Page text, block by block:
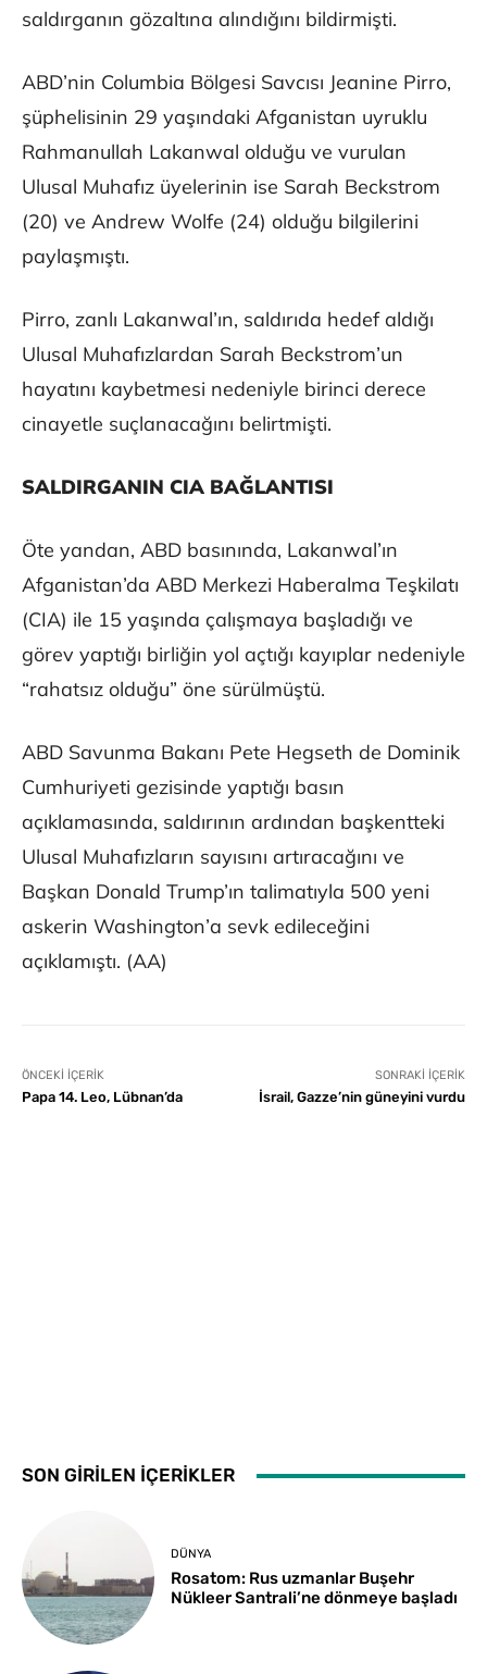
saldırganın gözaltına alındığını bildirmişti.
ABD’nin Columbia Bölgesi Savcısı Jeanine Pirro,
şüphelisinin 29 yaşındaki Afganistan uyruklu
Rahmanullah Lakanwal olduğu ve vurulan
Ulusal Muhafız üyelerinin ise Sarah Beckstrom
(20) ve Andrew Wolfe (24) olduğu bilgilerini
paylaşmıştı.
Pirro, zanlı Lakanwal’ın, saldırıda hedef aldığı
Ulusal Muhafızlardan Sarah Beckstrom’un
hayatını kaybetmesi nedeniyle birinci derece
cinayetle suçlanacağını belirtmişti.
SALDIRGANIN CIA BAĞLANTISI
Öte yandan, ABD basınında, Lakanwal’ın
Afganistan’da ABD Merkezi Haberalma Teşkilatı
(CIA) ile 15 yaşında çalışmaya başladığı ve
görev yaptığı birliğin yol açtığı kayıplar nedeniyle
“rahatsız olduğu” öne sürülmüştü.
ABD Savunma Bakanı Pete Hegseth de Dominik
Cumhuriyeti gezisinde yaptığı basın
açıklamasında, saldırının ardından başkentteki
Ulusal Muhafızların sayısını artıracağını ve
Başkan Donald Trump’ın talimatıyla 500 yeni
askerin Washington’a sevk edileceğini
açıklamıştı. (AA)
ÖNCEKI İÇERIK
Papa 14. Leo, Lübnan’da
SONRAKI İÇERIK
İsrail, Gazze’nin güneyini vurdu
SON GİRİLEN İÇERİKLER
DÜNYA
Rosatom: Rus uzmanlar Buşehr
Nükleer Santrali’ne dönmeye başladı